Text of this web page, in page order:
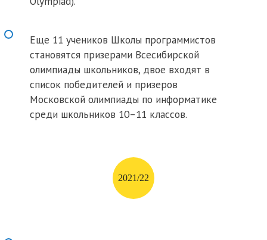
Еще 11 учеников Школы программистов
становятся призерами Всесибирской
олимпиады школьников, двое входят в
список победителей и призеров
Московской олимпиады по информатике
среди школьников 10–11 классов.
2021/22